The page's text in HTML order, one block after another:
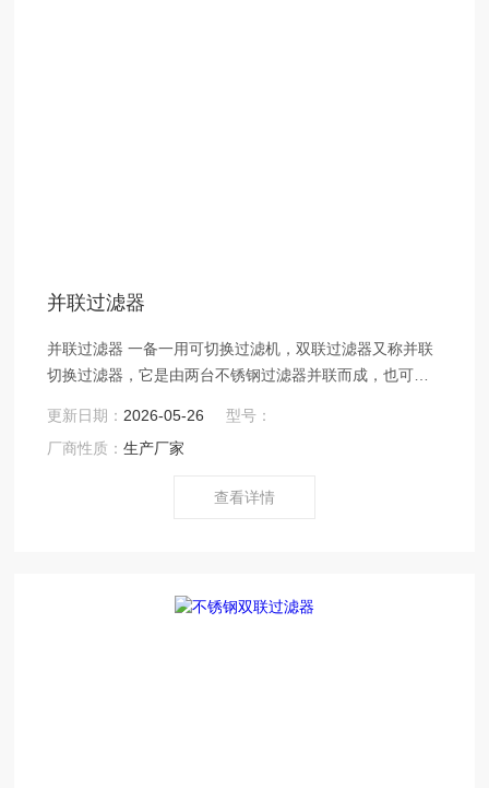
并联过滤器
并联过滤器 一备一用可切换过滤机，双联过滤器又称并联
切换过滤器，它是由两台不锈钢过滤器并联而成，也可多
个机座上。清洗过滤器时不必停车，保证其连续工作，是
不停车生产线过滤装置的较好选择。具有结构新颖合理、
广泛、适应性强的多用途过滤设备。
更新日期： 2026-05-26
型号：
厂商性质：生产厂家
查看详情